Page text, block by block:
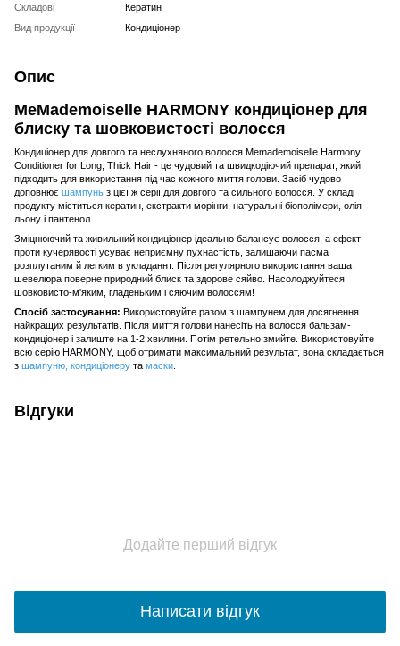
Складові
Кератин
Вид продукції
Кондиціонер
Опис
MeMademoiselle HARMONY кондиціонер для
блиску та шовковистості волосся
Кондиціонер для довгого та неслухняного волосся Memademoiselle Harmony
Conditioner for Long, Thick Hair - це чудовий та швидкодіючий препарат, який
підходить для використання під час кожного миття голови. Засіб чудово
доповнює шампунь з цієї ж серії для довгого та сильного волосся. У складі
продукту міститься кератин, екстракти морінги, натуральні біополімери, олія
льону і пантенол.
Зміцнюючий та живильний кондиціонер ідеально балансує волосся, а ефект
проти кучерявості усуває неприємну пухнастість, залишаючи пасма
розплутаним й легким в укладаннт. Після регулярного використання ваша
шевелюра поверне природний блиск та здорове сяйво. Насолоджуйтеся
шовковисто-м'яким, гладеньким і сяючим волоссям!
Спосіб застосування: Використовуйте разом з шампунем для досягнення
найкращих результатів. Після миття голови нанесіть на волосся бальзам-
кондиціонер і залиште на 1-2 хвилини. Потім ретельно змийте. Використовуйте
всю серію HARMONY, щоб отримати максимальний результат, вона складається
з шампуню кондиціонеру та маски
Відгуки
Додайте перший відгук
Написати відгук